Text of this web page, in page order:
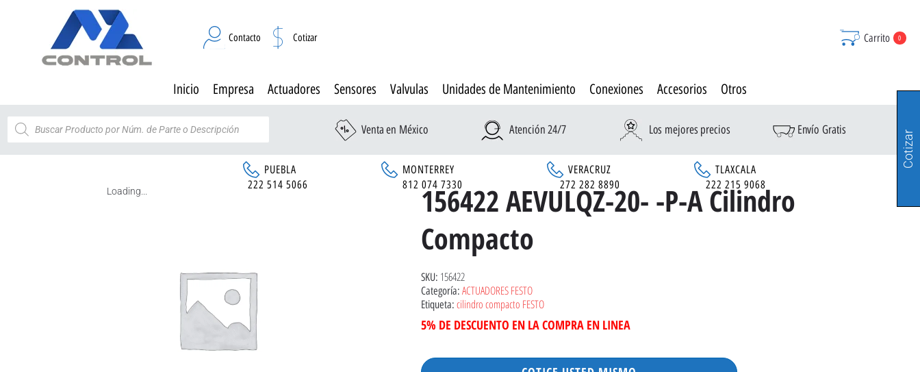
Contacto Cotizar Carrito 0
Inicio Empresa Actuadores Sensores Valvulas Unidades de Mantenimiento Conexiones Accesorios Otros
Venta en México Atención 24/7 Los mejores precios Envío Gratis
PUEBLA MONTERREY VERACRUZ
TLAXCALA
222 514 5066
812 074 7330 272 282 8890 222 215 9068
Loading...
156422 AEVULQZ-20- -P-A Cilindro
Compacto
SKU: 156422
Categoría: ACTUADORES FESTO
Etiqueta: cilindro compacto FESTO
5% DE DESCUENTO EN LA COMPRA EN LINEA
Cotizar